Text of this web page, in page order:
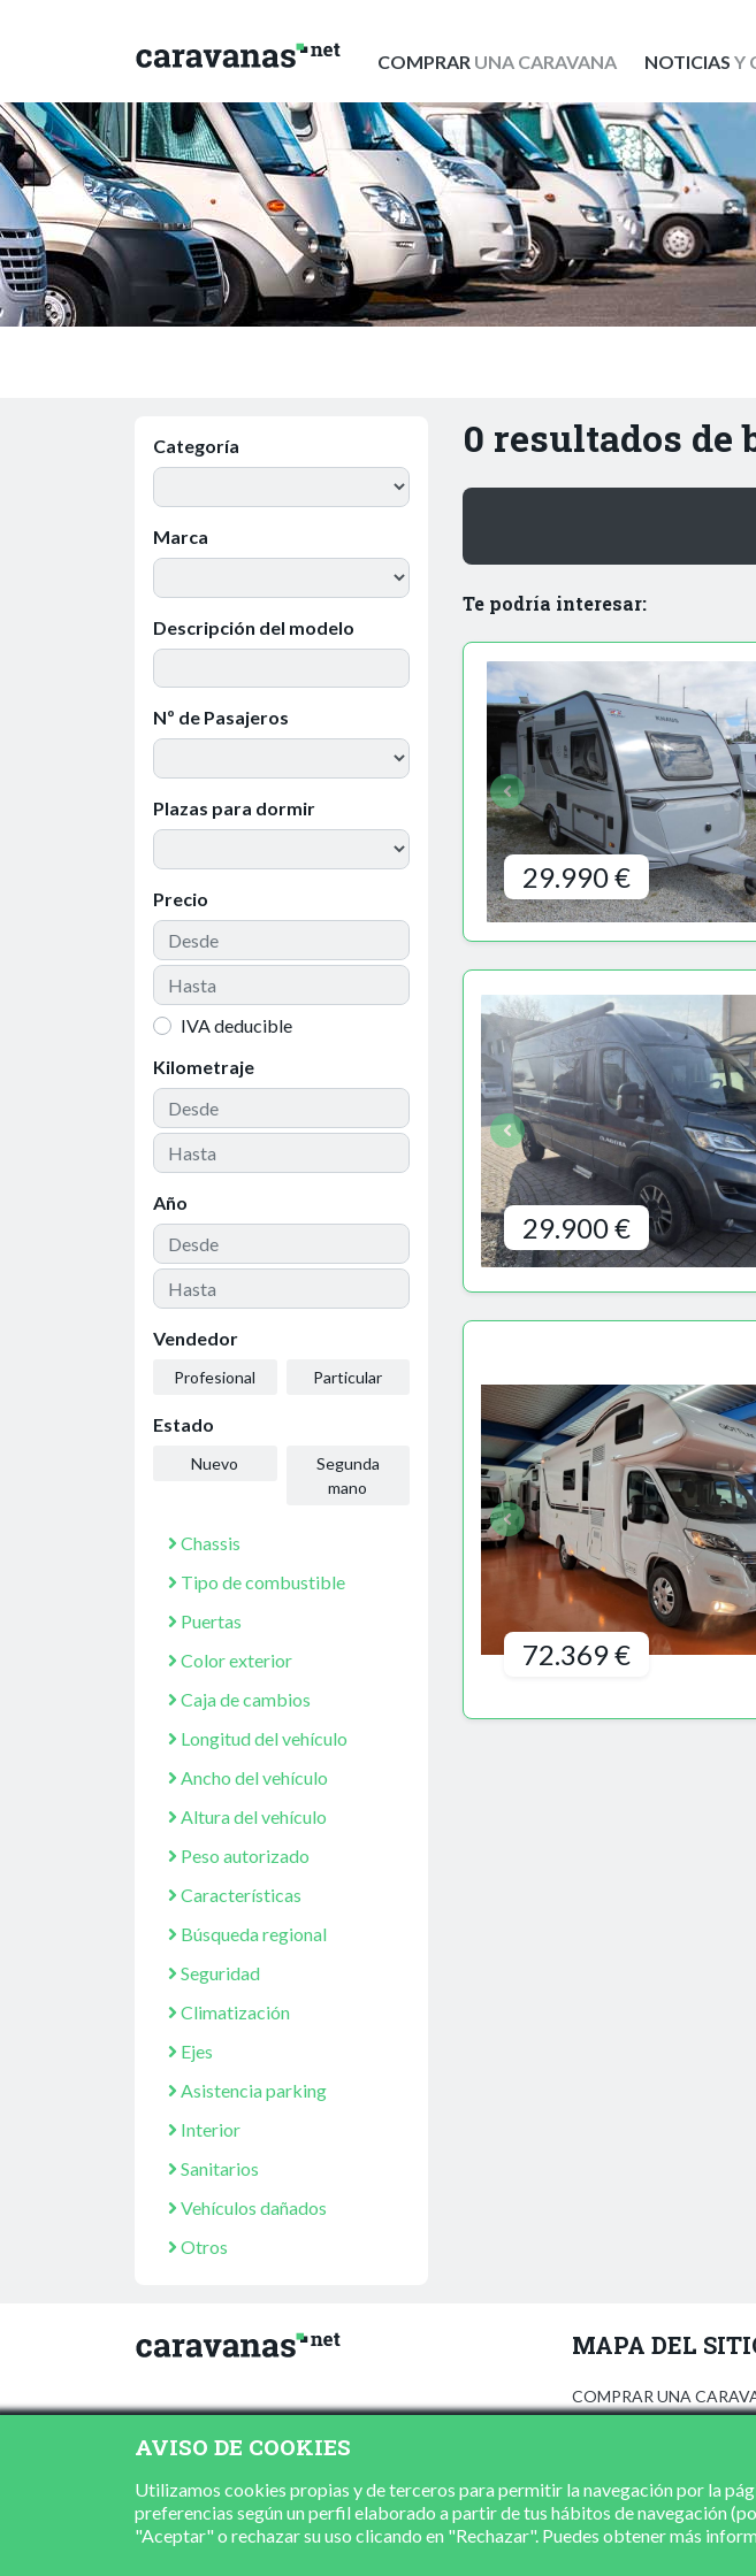
COMPRARUNA CARAVANA NOTICIAS Y
Categoría
Marca
Descripción del modelo
Nº de Pasajeros
Plazas para dormir
Precio
IVA deducible
Kilometraje
Año
Vendedor
Profesional Particular
Estado
Nuevo
Segunda
mano
Chassis
Tipo de combustible
Puertas
Color exterior
Caja de cambios
Longitud del vehículo
Ancho del vehículo
Altura del vehículo
Peso autorizado
Características
Búsqueda regional
Seguridad
Climatización
Ejes
Asistencia parking
Interior
Sanitarios
Vehículos dañados
Otros
0 resultados de
Te podría interesar:
29.990 €
29.900 €
72.369 €
MAPA DEL
COMPRAR UNA
CONCESIONARIOS
CONTACTO
AVISO DE COOKIES
Utilizamos cookies propias y de terceros para permitir la navegación por la
preferencias según un perfil elaborado a partir de tus hábitos de navegación
"Aceptar" o rechazar su uso clicando en "Rechazar". Puedes obtener más